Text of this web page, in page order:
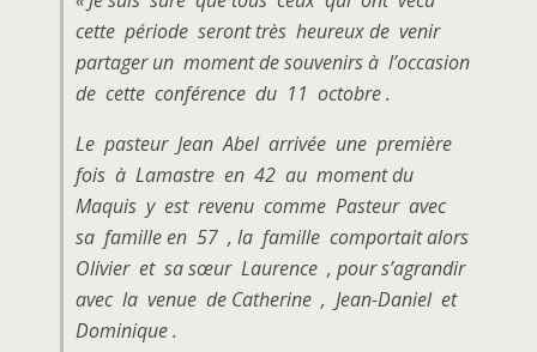
cette période seront très heureux de venir
partager un moment de souvenirs à l’occasion
de cette conférence du 11 octobre .
Le pasteur Jean Abel arrivée une première
fois à Lamastre en 42 au moment du
Maquis y est revenu comme Pasteur avec
sa famille en 57 , la famille comportait alors
Olivier et sa sœur Laurence , pour s’agrandir
avec la venue de Catherine , Jean-Daniel et
Dominique .